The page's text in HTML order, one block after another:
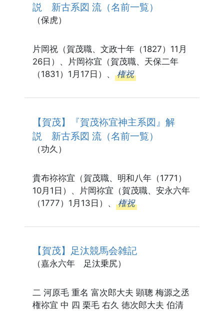
説 新古系図 流（名前一覧）
（保虎）
片岡祝（賀茂職、文政十年（1827）11月
26日）、片岡祢宜（賀茂職、天保二年
（1831）1月17日）、 権祝
【賀茂】『賀茂袮宜神主系図』解
説 新古系図 流（名前一覧）
（功久）
貴布祢祢宜（賀茂職、明和八年（1771）
10月1日）、片岡祢宜（賀茂職、安永六年
（1777）1月13日）、 権祝
【賀茂】足汰競馬会雑記
（嘉永六年 足汰乗尻）
二 河原毛 重名 富次郎大夫 顕聰 梅源之丞
権祢宜 中 四 栗毛 右久 徳次郎大夫 伯清